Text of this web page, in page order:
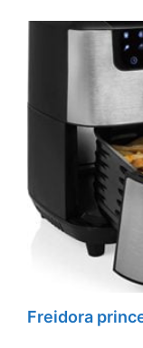
Freidora